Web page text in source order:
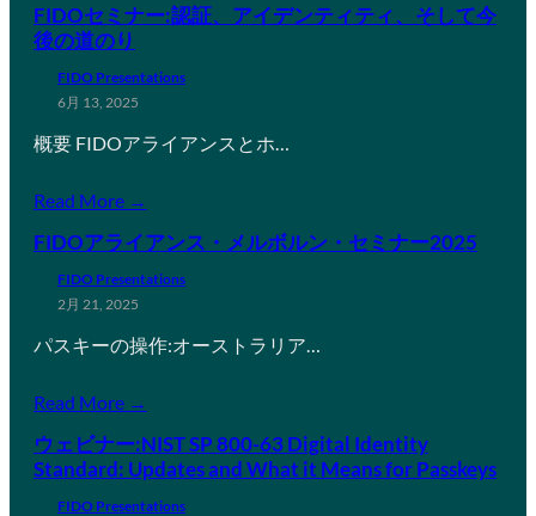
FIDOセミナー:認証、アイデンティティ、そして今
後の道のり
FIDO Presentations
6月 13, 2025
概要 FIDOアライアンスとホ…
Read More →
FIDOアライアンス・メルボルン・セミナー2025
FIDO Presentations
2月 21, 2025
パスキーの操作:オーストラリア…
Read More →
ウェビナー:NIST SP 800-63 Digital Identity
Standard: Updates and What it Means for Passkeys
FIDO Presentations